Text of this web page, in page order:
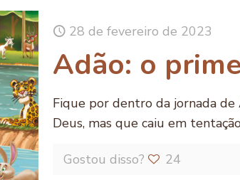
28 de fevereiro de 2023
Adão: o
Fique por dentro da jornada
Deus, mas que caiu em
Gostou disso? 24